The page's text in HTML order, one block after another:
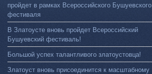
пройдет в рамках Всероссийского Бушуевского
фестиваля
В Златоусте вновь пройдет Всероссийский
Бушуевский фестиваль!
Большой успех талантливого златоустовца!
Златоуст вновь присоединится к масштабному